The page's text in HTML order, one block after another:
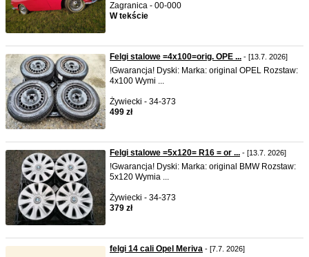
Zagranica - 00-000
W tekście
Felgi stalowe =4x100=orig. OPE ... - [13.7. 2026]
!Gwarancja! Dyski: Marka: original OPEL Rozstaw:
4x100 Wymi ...
Żywiecki - 34-373
499 zł
Felgi stalowe =5x120= R16 = or ... - [13.7. 2026]
!Gwarancja! Dyski: Marka: original BMW Rozstaw:
5x120 Wymia ...
Żywiecki - 34-373
379 zł
felgi 14 cali Opel Meriva - [7.7. 2026]